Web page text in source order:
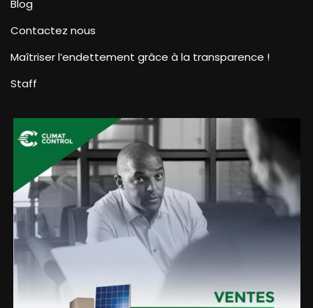
Blog
Contactez nous
Maîtriser l’endettement grâce à la transparence !
Staff